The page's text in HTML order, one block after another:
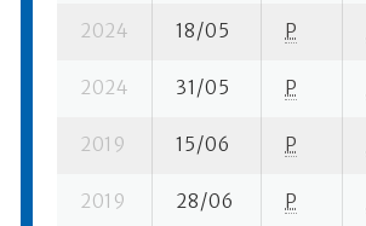
2024 18/05 P
2024 31/05 P
2019 15/06 P
2019 28/06 P